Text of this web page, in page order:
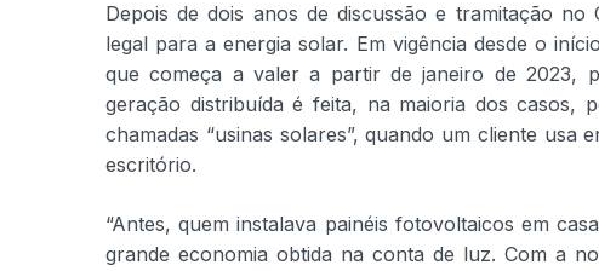
Depois de dois anos de discussão e tramitação
legal para a energia solar. Em vigência desde o
que começa a valer a partir de janeiro de 2023,
geração distribuída é feita, na maioria dos casos,
chamadas “usinas solares”, quando um cliente usa
escritório.
“Antes, quem instalava painéis fotovoltaicos em
grande economia obtida na conta de luz. Com a